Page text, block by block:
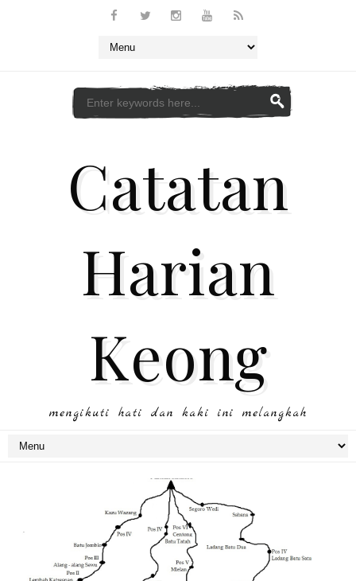
Catatan
Harian
Keong
mengikuti hati dan kaki ini melangkah